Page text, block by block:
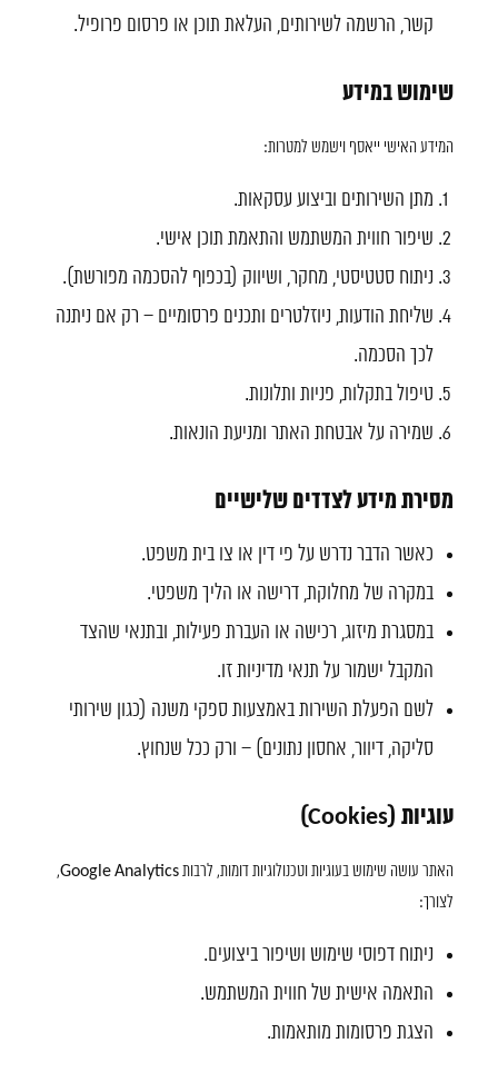
קשר, הרשמה לשירותים, העלאת תוכן או פרסום פרופיל.
שימוש במידע
המידע האישי ייאסף וישמש למטרות:
מתן השירותים וביצוע עסקאות.
שיפור חווית המשתמש והתאמת תוכן אישי.
ניתוח סטטיסטי, מחקר, ושיווק (בכפוף להסכמה מפורשת).
שליחת הודעות, ניוזלטרים ותכנים פרסומיים – רק אם ניתנה
לכך הסכמה.
טיפול בתקלות, פניות ותלונות.
שמירה על אבטחת האתר ומניעת הונאות.
מסירת מידע לצדדים שלישיים
כאשר הדבר נדרש על פי דין או צו בית משפט.
במקרה של מחלוקת, דרישה או הליך משפטי.
במסגרת מיזוג, רכישה או העברת פעילות, ובתנאי שהצד
המקבל ישמור על תנאי מדיניות זו.
לשם הפעלת השירות באמצעות ספקי משנה (כגון שירותי
סליקה, דיוור, אחסון נתונים) – ורק ככל שנחוץ.
עוגיות (Cookies)
האתר עושה שימוש בעוגיות וטכנולוגיות דומות, לרבות Google Analytics,
לצורך:
ניתוח דפוסי שימוש ושיפור ביצועים.
התאמה אישית של חווית המשתמש.
הצגת פרסומות מותאמות.